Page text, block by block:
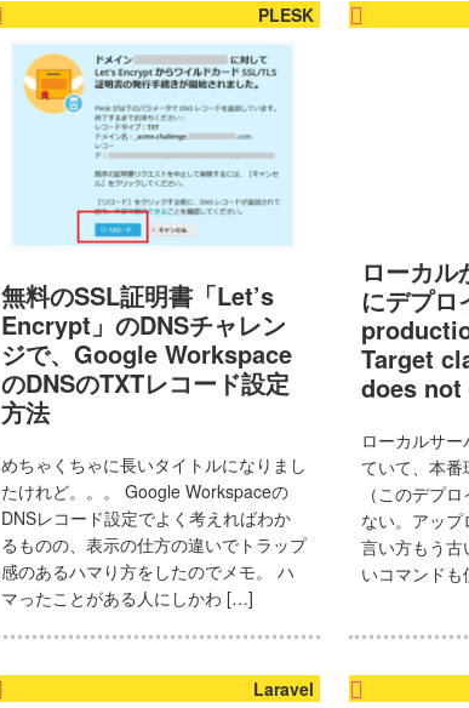
PLESK
無料のSSL証明書「Let’s
Encrypt」のDNSチャレン
ジで、Google Workspace
のDNSのTXTレコード設定
方法
めちゃくちゃに長いタイトルになりまし
たけれど。。。 Google Workspaceの
DNSレコード設定でよく考えればわか
るものの、表示の仕方の違いでトラップ
感のあるハマり方をしたのでメモ。 ハ
マったことがある人にしかわ […]
ローカル
にデプロ
Target
does
ローカルサ
ていて、本番
（このデプ
ない。アッ
言い方もう古
いコマンド
Laravel